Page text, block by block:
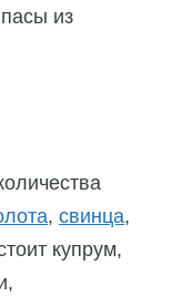
из
, свинца,
купрум,